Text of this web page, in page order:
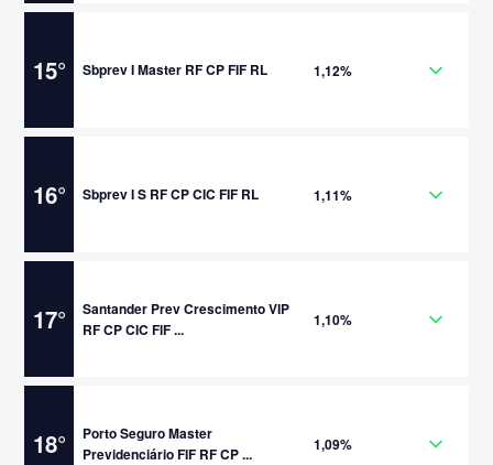
15° Sbprev I Master RF CP FIF RL 1,12%
16° Sbprev I S RF CP CIC FIF RL 1,11%
17°
Santander Prev Crescimento VIP
RF CP CIC FIF ...
1,10%
18°
Porto Seguro Master
Previdenciário FIF RF CP ...
1,09%